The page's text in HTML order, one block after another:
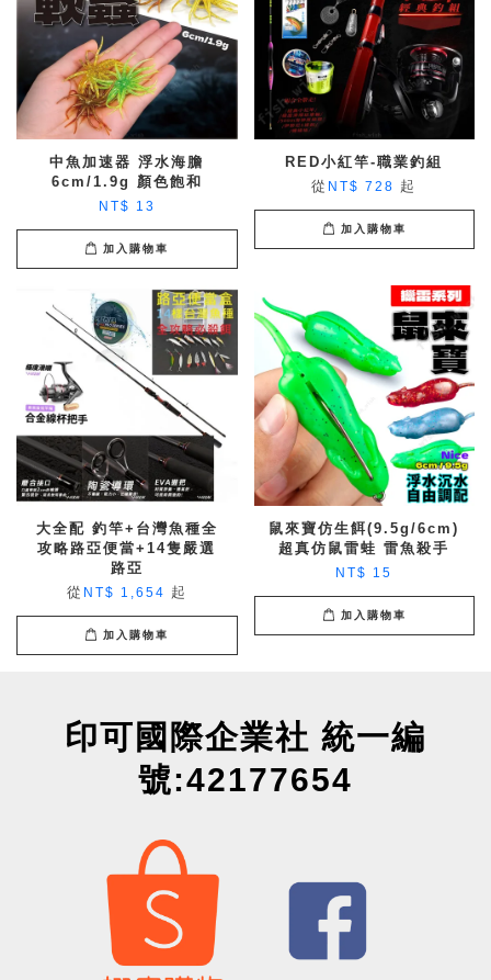
中魚加速器 浮水海膽
6cm/1.9g 顏色飽和
NT$ 13
加入購物車
RED小紅竿-職業釣組
從 NT$ 728 起
加入購物車
大全配 釣竿+台灣魚種全
攻略路亞便當+14隻嚴選
路亞
從 NT$ 1,654 起
加入購物車
鼠來寶仿生餌(9.5g/6cm)
超真仿鼠雷蛙 雷魚殺手
NT$ 15
加入購物車
印可國際企業社 統一編
號:42177654